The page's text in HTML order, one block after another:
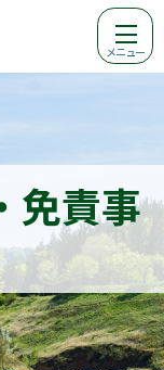
メニュー
免責事